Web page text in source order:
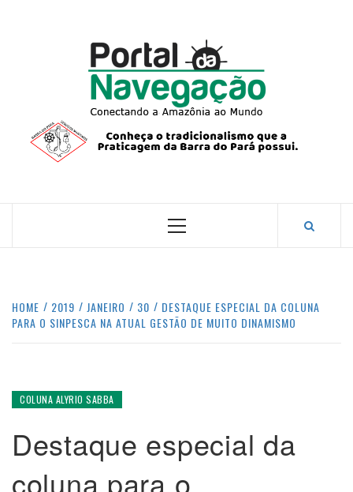
CONECTANDO A AMAZÔNIA COM O MUNDO.
Primary
HOME 2019 JANEIRO 30
DESTAQUE ESPECIAL DA COLUNA
PARA O SINPESCA NA ATUAL GESTÃO DE MUITO DINAMISMO
COLUNA ALYRIO SABBA
Destaque especial da
coluna para o